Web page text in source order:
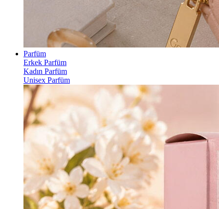
Parfüm
Erkek Parfüm
Kadın Parfüm
Unisex Parfüm